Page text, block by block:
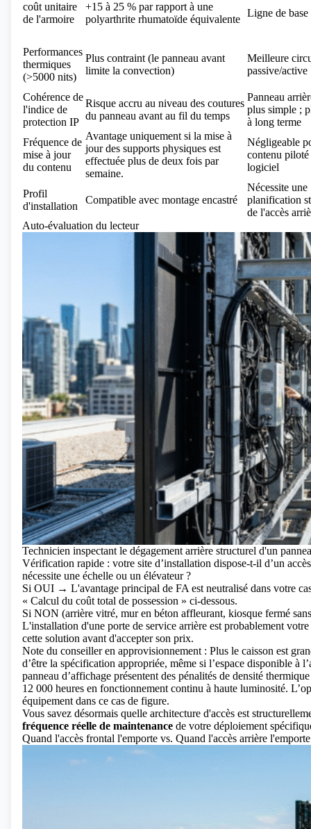
coût unitaire
de l'armoire
+15 à 25 % par rapport à une
polyarthrite rhumatoïde équivalente
Ligne de base
Performances
thermiques
(>5000 nits)
Plus contraint (le panneau avant
limite la convection)
Meilleure
passive/active
Cohérence de
l'indice de
protection IP
Risque accru au niveau des coutures
du panneau avant au fil du temps
Panneau
plus simple ;
à long terme
Fréquence de
mise à jour
du contenu
Avantage uniquement si la mise à
jour des supports physiques est
effectuée plus de deux fois par
semaine.
Négligeable
contenu piloté
logiciel
Profil
d'installation
Compatible avec montage encastré
Nécessite une
planification
de l'accès
Auto-évaluation du lecteur
Technicien inspectant le dégagement arrière structurel d'un
Vérification rapide : votre site d’installation dispose-t-il d’un
nécessite une échelle ou un élévateur ?
Si OUI → L'avantage principal de FA est neutralisé dans votre
« Calcul du coût total de possession » ci-dessous.
Si NON (arrière vitré, mur en béton affleurant, kiosque fermé
L'installation d'une porte de service arrière est probablement
cette solution avant d'accepter son prix.
Note du conseiller en approvisionnement : Plus le caisson est
d’être la spécification appropriée, même si l’espace disponible à
panneau d’affichage présentent des pénalités de densité
12 000 heures en fonctionnement continu à haute luminosité.
équipement dans ce cas de figure.
Vous savez désormais quelle architecture d'accès est
fréquence réelle de maintenance de votre déploiement
Quand l'accès frontal l'emporte vs. Quand l'accès arrière l'emporte